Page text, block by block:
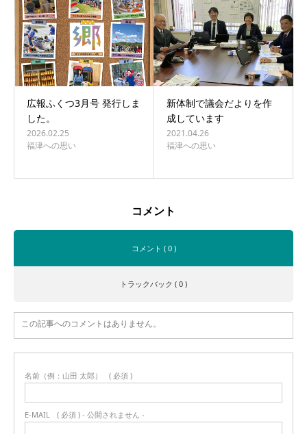
広報ふくつ3月号 発行しま
した。
2026.02.25
福津への思い
新体制で議会だよりを作
成しています
2021.04.26
福津への思い
コメント
コメント ( 0 )
トラックバック ( 0 )
この記事へのコメントはありません。
名前（例：山田 太郎） ( 必須 )
E-MAIL ( 必須 ) - 公開されません -